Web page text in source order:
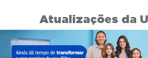
Atualizações da